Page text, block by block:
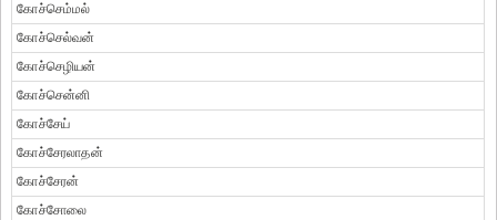
கோச்செம்மல்
கோச்செல்வன்
கோச்செழியன்
கோச்சென்னி
கோச்சேய்
கோச்சேரலாதன்
கோச்சேரன்
கோச்சோலை